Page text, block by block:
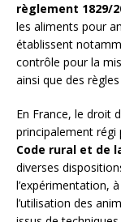
règlement 1829/
les aliments pour
établissent
contrôle pour la
ainsi que des
En France, le droit
principalement régi
Code rural et de
diverses
l’expérimentation,
l’utilisation des